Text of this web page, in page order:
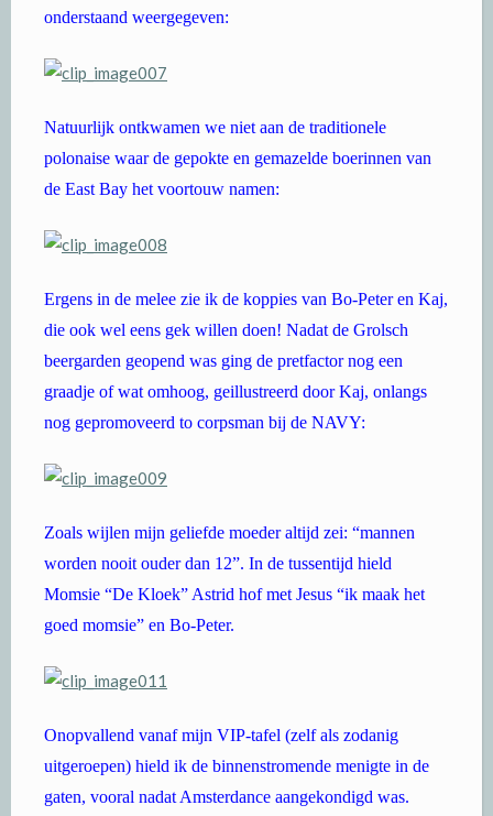
onderstaand weergegeven:
Natuurlijk ontkwamen we niet aan de traditionele
polonaise waar de gepokte en gemazelde boerinnen van
de East Bay het voortouw namen:
Ergens in de melee zie ik de koppies van Bo-Peter en Kaj,
die ook wel eens gek willen doen! Nadat de Grolsch
beergarden geopend was ging de pretfactor nog een
graadje of wat omhoog, geillustreerd door Kaj, onlangs
nog gepromoveerd to corpsman bij de NAVY:
Zoals wijlen mijn geliefde moeder altijd zei: “mannen
worden nooit ouder dan 12”. In de tussentijd hield
Momsie “De Kloek” Astrid hof met Jesus “ik maak het
goed momsie” en Bo-Peter.
Onopvallend vanaf mijn VIP-tafel (zelf als zodanig
uitgeroepen) hield ik de binnenstromende menigte in de
gaten, vooral nadat Amsterdance aangekondigd was.